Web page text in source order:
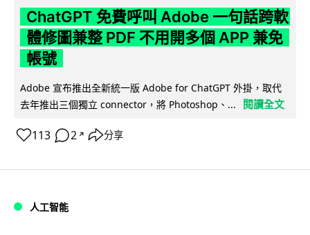
ChatGPT 免費呼叫 Adobe 一句話跨軟
體修圖兼整 PDF 不用開多個 APP 兼免
帳號
Adobe 宣布推出全新統一版 Adobe for ChatGPT 外掛，取代
去年推出三個獨立 connector，將 Photoshop、...
閱讀全文
113 2 ↗ 分享
人工智能